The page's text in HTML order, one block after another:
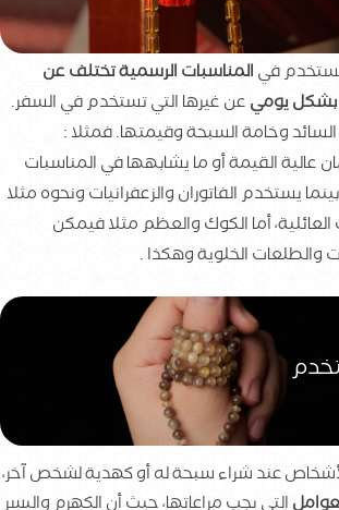
فيالمناسبات الرسمية تختلف عن
بشكل يوميعن غيرها التي تستخدم في السفر.
وخامة السبحة وقيمتها. فمثلا :
القيمة أو ما يشابهها في المناسبات
يستخدم الفاتوران والزعفرانيات ونحوه مثلا
أما الكوك والعظم مثلا فيمكن
والطلعات الخلوية وهكذا .
عند شراء سبحة له أو كهدية لشخص آخر،